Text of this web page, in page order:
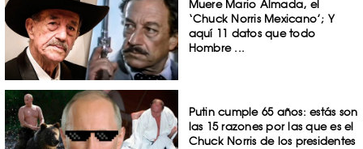
Muere Mario Almada, el
‘Chuck Norris Mexicano’; Y
aquí 11 datos que todo
Hombre ...
Putin cumple 65 años: estás son
las 15 razones por las que es el
Chuck Norris de los presidentes